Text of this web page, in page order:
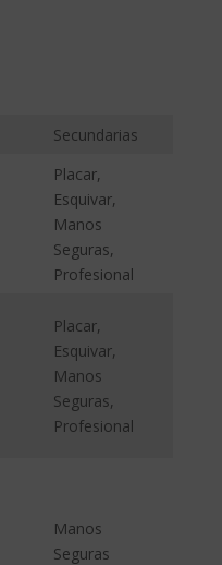
Secundarias
Placar,
Esquivar,
Manos
Seguras,
Profesional
Placar,
Esquivar,
Manos
Seguras,
Profesional
Manos
Seguras